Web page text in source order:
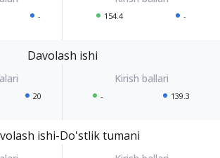
- 154.4 -
Davolash ishi
20 - 139.3
ishi-Do'stlik tumani